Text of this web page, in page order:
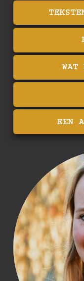
WAT
EEN